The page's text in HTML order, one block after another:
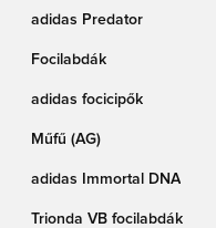
adidas Predator
Focilabdák
adidas focicipők
Műfű (AG)
adidas Immortal DNA
Trionda VB focilabdák